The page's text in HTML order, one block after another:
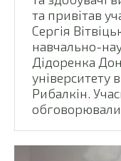
та привітав
Сергія
навчально-
Дідоренка
університету
Рибалкін.